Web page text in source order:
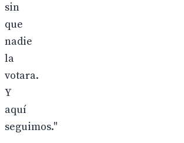
sin
que
nadie
la
votara.
Y
aquí
seguimos."